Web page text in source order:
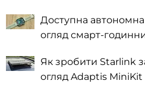
Доступна автономна
огляд смарт-
Як зробити Starlink
огляд Adaptis MiniKit